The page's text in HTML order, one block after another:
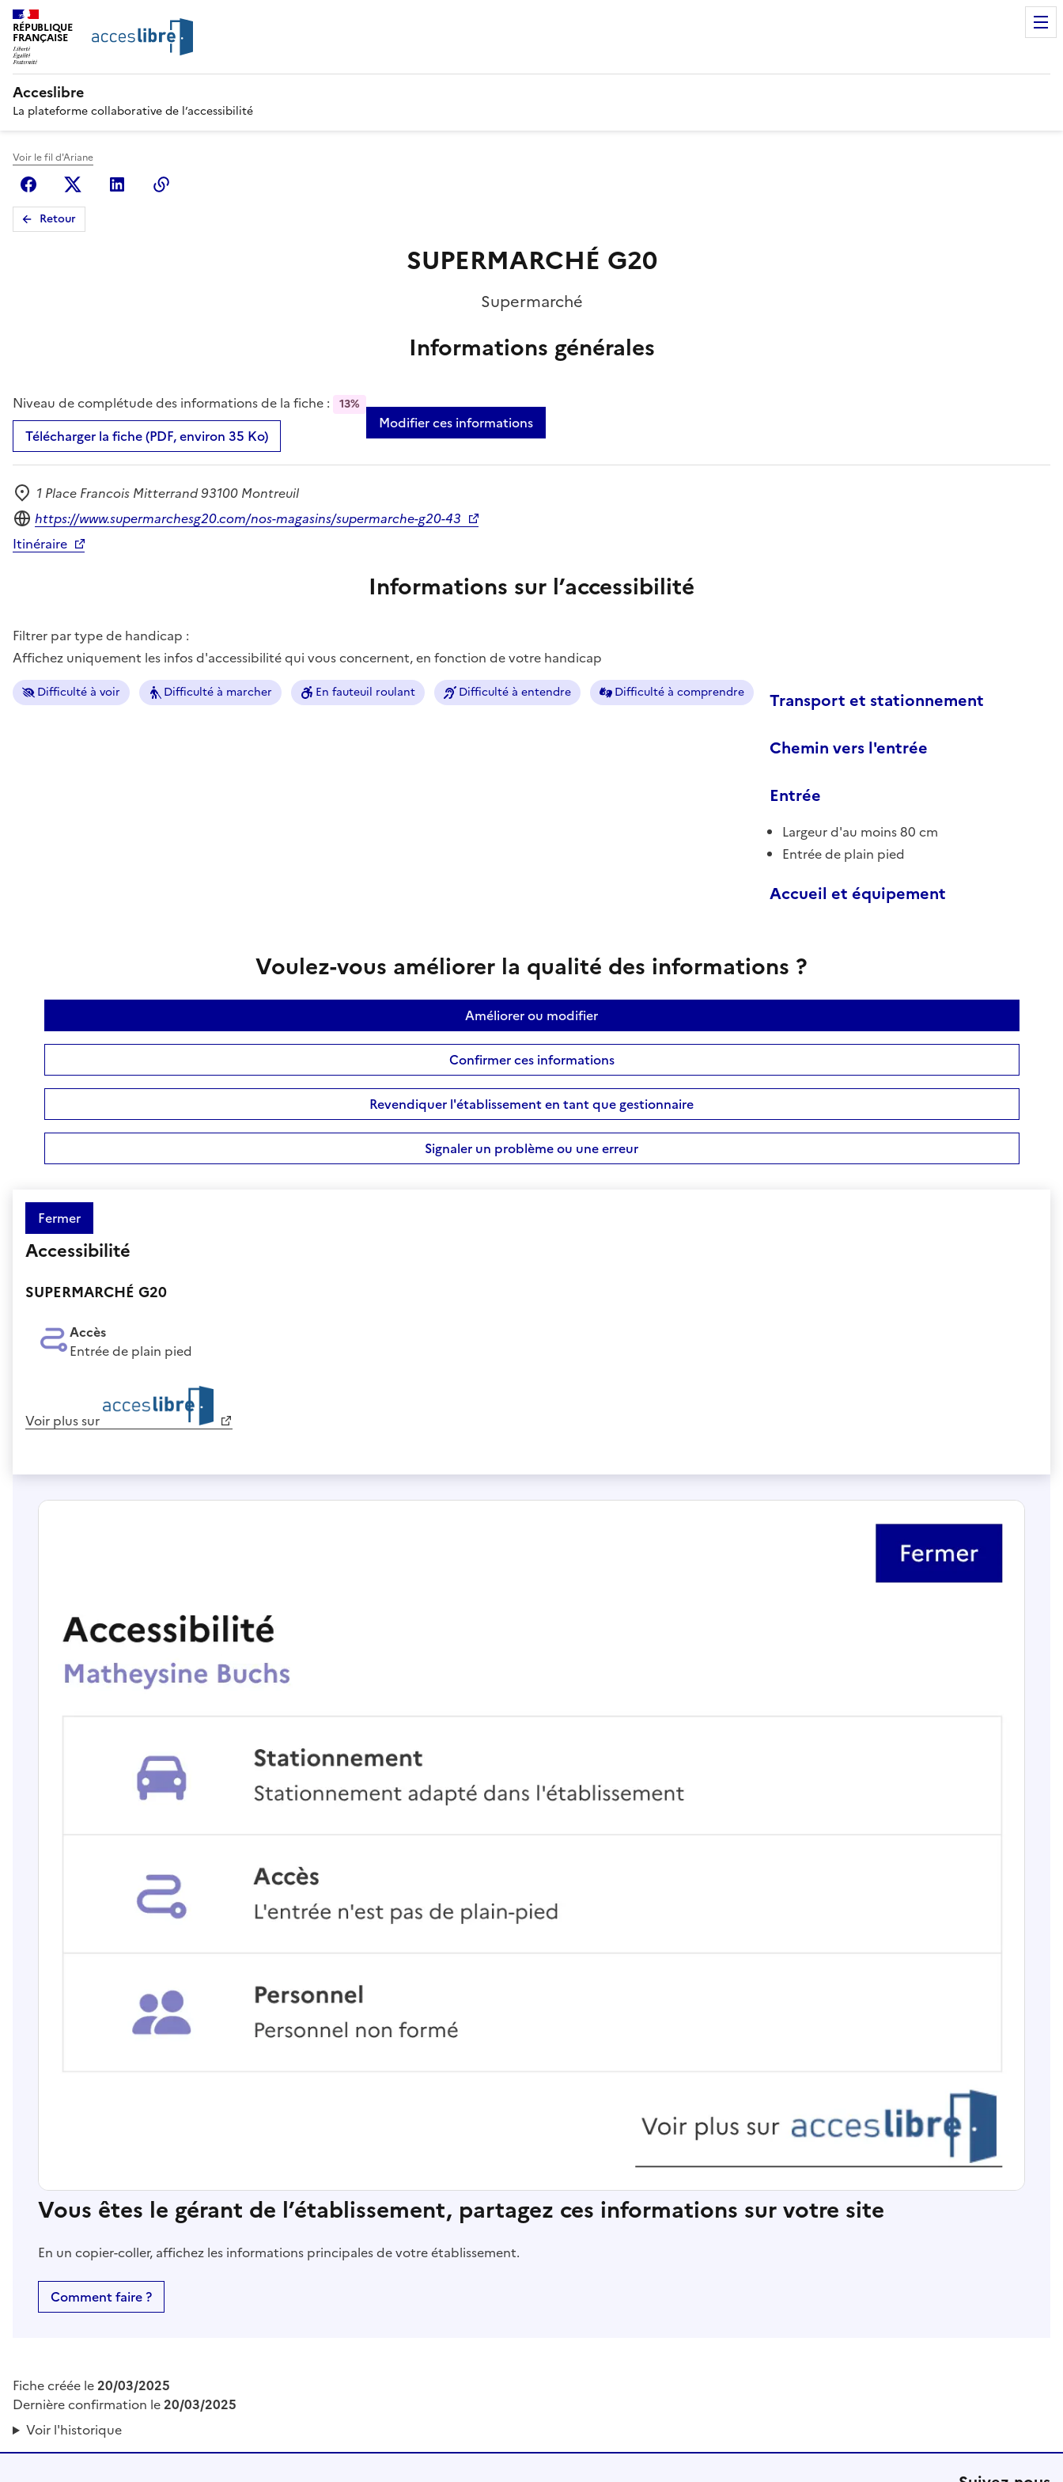
RÉPUBLIQUE
FRANÇAISE
Acceslibre
La plateforme collaborative de l’accessibilité
Voir le fil d'Ariane
FacebookX (anciennement Twitter)
Linkedin
Retour
SUPERMARCHÉ G20
Supermarché
Informations générales
Niveau de complétude des informations de la fiche : 13%
Télécharger la fiche (PDF, environ 35 Ko)
Modifier ces informations
Adresse
1 Place Francois Mitterrand 93100 Montreuil
Site internet
https://www.supermarchesg20.com/nos-magasins/supermarche-g20-43
Itinéraire
Informations sur l’accessibilité
Filtrer par type de handicap :
Affichez uniquement les infos d'accessibilité qui vous concernent, en fonction de votre handicap
Difficulté à voir Difficulté à marcher En fauteuil roulant Difficulté à entendre Difficulté à comprendre
Transport et stationnement
Chemin vers l'entrée
Entrée
Largeur d'au moins 80 cm
Entrée de plain pied
Accueil et équipement
Voulez-vous améliorer la qualité des informations ?
Améliorer ou modifier
Confirmer ces informations
Revendiquer l'établissement en tant que gestionnaire
Signaler un problème ou une erreur
Fermer
Accessibilité
SUPERMARCHÉ G20
Accès
Entrée de plain pied
Voir plus sur
Vous êtes le gérant de l’établissement, partagez ces informations sur votre site
En un copier-coller, affichez les informations principales de votre établissement.
Comment faire ?
Fiche créée le20/03/2025
Dernière confirmation le20/03/2025
Voir l'historique